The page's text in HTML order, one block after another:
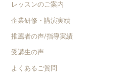
レッスンのご案内
企業研修・講演実績
推薦者の声/指導実績
受講生の声
よくあるご質問